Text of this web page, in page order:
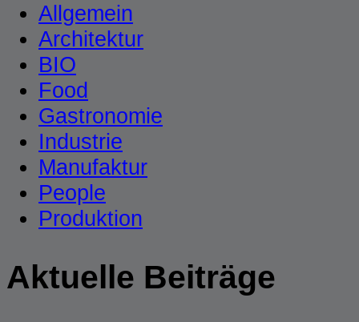
Allgemein
Architektur
BIO
Food
Gastronomie
Industrie
Manufaktur
People
Produktion
Aktuelle Beiträge